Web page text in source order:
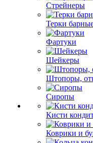
Стрейнеры
Терки
Фартуки
Шейкеры
Штопоры,
Сиропы
Кисти
Коврики и